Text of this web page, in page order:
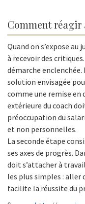
Comment réagir
Quand on s’expose
à recevoir des
démarche enclenchée.
solution envisagée
comme une remise en
extérieure du coach
préoccupation du
et non personnelles.
La seconde étape
ses axes de progrès.
doit s’attacher à
les plus simples : aller
facilite la réussite du